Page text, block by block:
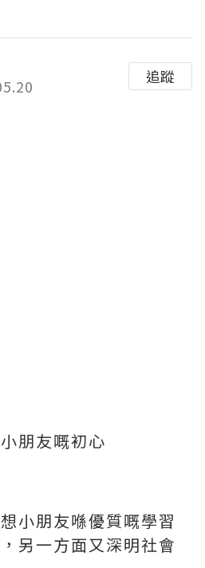
追蹤
朋友嘅初心
小朋友喺優質嘅學習
另一方面又深明社會